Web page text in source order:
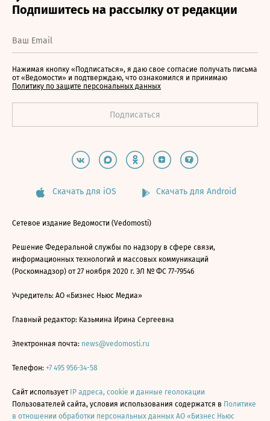
Нажимая кнопку «Подписаться», я даю свое согласие получать письма
от «Ведомости» и подтверждаю, что ознакомился и принимаю
Политику по защите персональных данных
Скачать для iOS Скачать для Android
Сетевое издание Ведомости (Vedomosti)
Решение Федеральной службы по надзору в сфере связи,
информационных технологий и массовых коммуникаций
(Роскомнадзор) от 27 ноября 2020 г. ЭЛ № ФС 77-79546
Учредитель: АО «Бизнес Ньюс Медиа»
Главный редактор: Казьмина Ирина Сергеевна
Электронная почта: news@vedomosti.ru
Телефон: +7 495 956-34-58
Сайт использует IP адреса, cookie и данные геолокации
Пользователей сайта, условия использования содержатся в Политике
в отношении обработки персональных данных АО «Бизнес Ньюс